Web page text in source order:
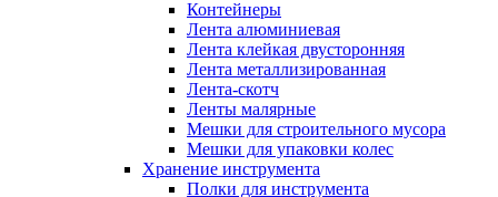
Контейнеры
Лента алюминиевая
Лента клейкая двусторонняя
Лента металлизированная
Лента-скотч
Ленты малярные
Мешки для строительного мусора
Мешки для упаковки колес
Хранение инструмента
Полки для инструмента